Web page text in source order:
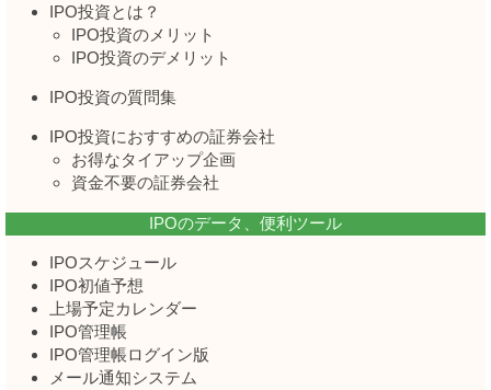
IPO投資とは？
IPO投資のメリット
IPO投資のデメリット
IPO投資の質問集
IPO投資におすすめの証券会社
お得なタイアップ企画
資金不要の証券会社
IPOのデータ、便利ツール
IPOスケジュール
IPO初値予想
上場予定カレンダー
IPO管理帳
IPO管理帳ログイン版
メール通知システム